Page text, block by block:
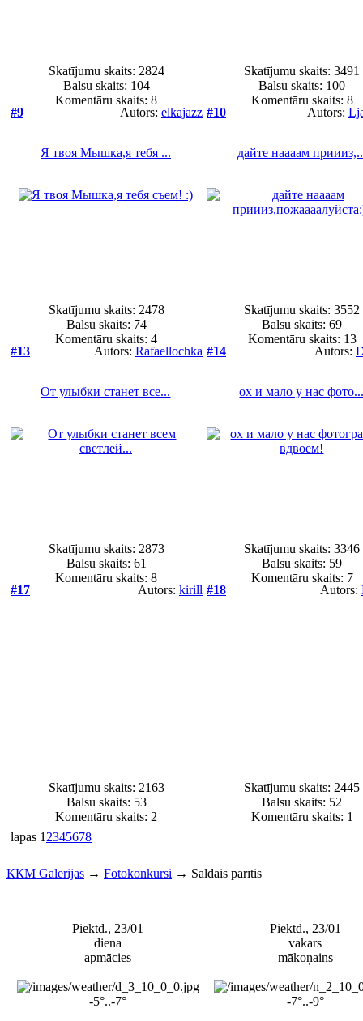
Skatījumu skaits: 2824
Balsu skaits: 104
Komentāru skaits: 8
Skatījumu skaits: 3491
Balsu skaits: 100
Komentāru skaits: 8
#9
Autors: elkajazz
Я твоя Мышка,я тебя ...
Skatījumu skaits: 2478
Balsu skaits: 74
Komentāru skaits: 4
#10 Autors:
дайте наааам
Skatījumu skaits: 3552
Balsu skaits:69
Komentāru skaits: 13
#13
Autors: Rafaellochka
От улыбки станет все...
Skatījumu skaits: 2873
Balsu skaits: 61
Komentāru skaits: 8
#14 Autors:
ох и мало у нас
Skatījumu skaits: 3346
Balsu skaits: 59
Komentāru skaits: 7
#17
Autors: kirill
Skatījumu skaits: 2163
Balsu skaits: 53
Komentāru skaits: 2
#18 Autors:
Skatījumu skaits: 2445
Balsu skaits: 52
Komentāru skaits: 1
lapas 1 2345678
ККМ Galerijas → Fotokonkursi → Saldais pārītis
Piektd., 23/01
diena
apmācies
-5°..-7°
Piektd., 23/01
vakars
mākoņains
-7°..-9°